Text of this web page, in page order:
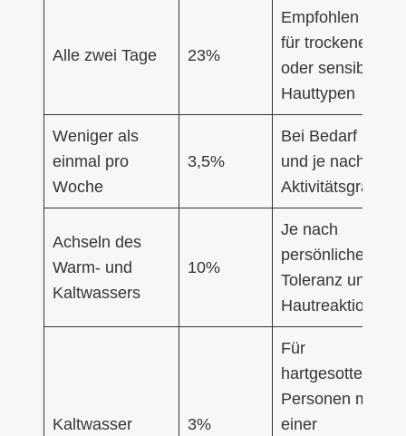
Alle zwei Tage 23%
Empfohlen
für trockene
oder sensible
Hauttypen
Weniger als
einmal pro
Woche
3,5%
Bei Bedarf
und je nach
Aktivitätsgrad
Achseln des
Warm- und
Kaltwassers
10%
Je nach
persönlicher
Toleranz und
Hautreaktion
Kaltwasser 3%
Für
hartgesottene
Personen mit
einer